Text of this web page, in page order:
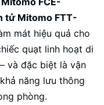
tử Mitomo FTT-
mát hiệu quả cho
quạt linh hoạt di
và đặc biệt là vận
năng lưu thông
phòng.